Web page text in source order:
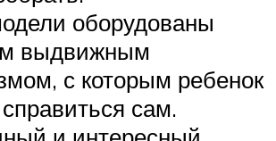
оборудованы
выдвижным
с которым ребенок
сам.